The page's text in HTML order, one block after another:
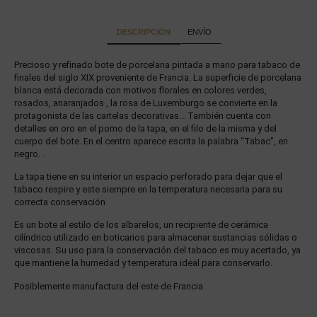
DESCRIPCIÓN ENVÍO
Precioso y refinado bote de porcelana pintada a mano para tabaco de
finales del siglo XIX proveniente de Francia. La superficie de porcelana
blanca está decorada con motivos florales en colores verdes,
rosados, anaranjados , la rosa de Luxemburgo se convierte en la
protagonista de las cartelas decorativas… También cuenta con
detalles en oro en el pomo de la tapa, en el filo de la misma y del
cuerpo del bote. En el centro aparece escrita la palabra “Tabac”, en
negro. .
La tapa tiene en su interior un espacio perforado para dejar que el
tabaco respire y este siempre en la temperatura necesaria para su
correcta conservación
Es un bote al estilo de los albarelos, un recipiente de cerámica
cilíndrico utilizado en boticarios para almacenar sustancias sólidas o
viscosas. Su uso para la conservación del tabaco es muy acertado, ya
que mantiene la humedad y temperatura ideal para conservarlo.
Posiblemente manufactura del este de Francia